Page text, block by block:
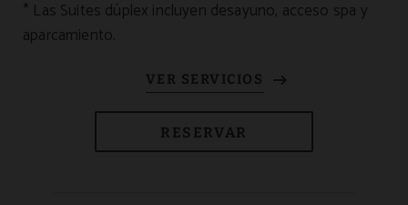
* Las Suites dúplex incluyen desayuno, acceso spa y
aparcamiento.
RESERVAR